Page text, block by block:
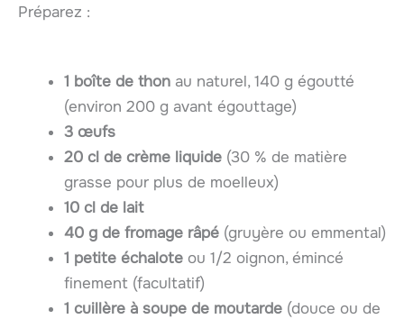
Préparez :
1 boîte de thon au naturel, 140 g égoutté
(environ 200 g avant égouttage)
3 œufs
20 cl de crème liquide (30 % de matière
grasse pour plus de moelleux)
10 cl de lait
40 g de fromage râpé (gruyère ou emmental)
1 petite échalote ou 1/2 oignon, émincé
finement (facultatif)
1 cuillère à soupe de moutarde (douce ou de